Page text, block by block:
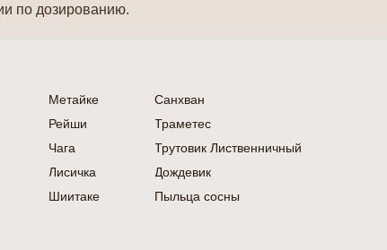
по дозированию.
Санхван
Траметес
Трутовик Лиственничный
Дождевик
Пыльца сосны
Шиитаке
Лисичка
Чага
Рейши
Метайке